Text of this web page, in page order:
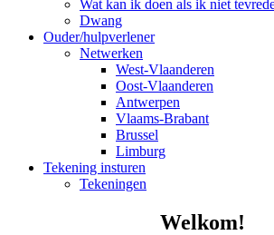
Wat kan ik doen als ik niet
Dwang
Ouder/hulpverlener
Netwerken
West-Vlaanderen
Oost-Vlaanderen
Antwerpen
Vlaams-Brabant
Brussel
Limburg
Tekening insturen
Tekeningen
Welkom!